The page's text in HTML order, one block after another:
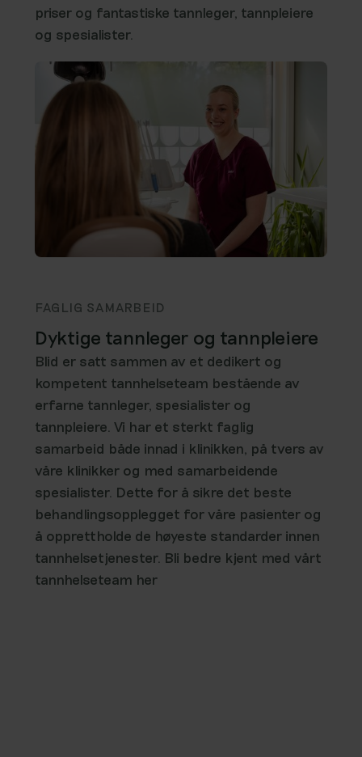
priser og fantastiske tannleger, tannpleiere
og spesialister.
FAGLIG SAMARBEID
Dyktige tannleger og tannpleiere
Blid er satt sammen av et dedikert og
kompetent tannhelseteam bestående av
erfarne tannleger, spesialister og
tannpleiere. Vi har et sterkt faglig
samarbeid både innad i klinikken, på tvers av
våre klinikker og med samarbeidende
spesialister. Dette for å sikre det beste
behandlingsopplegget for våre pasienter og
å opprettholde de høyeste standarder innen
tannhelsetjenester. Bli bedre kjent med vårt
tannhelseteam her